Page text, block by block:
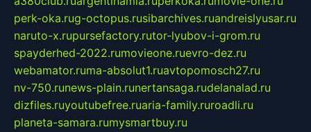
perk-oka.rug-octopus.rusibarchives.ruandreislyusar.ru
naruto-x.rupursefactory.rutor-lyubov-i-grom.ru
spayderhed-2022.rumovieone.ruevro-dez.ru
webamator.ruma-absolut1.ruavtopomosch27.ru
nv-750.runews-plain.runertansaga.rudelanalad.ru
dizfiles.ruyoutubefree.ruaria-family.ruroadli.ru
planeta-samara.rumysmartbuy.ru